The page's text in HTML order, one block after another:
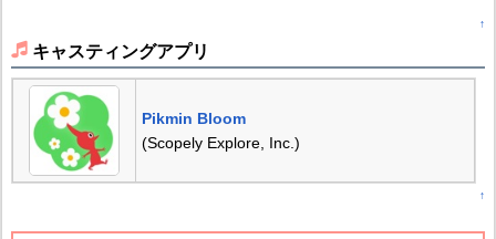
↑
キャスティングアプリ
Pikmin Bloom
(Scopely Explore, Inc.)
↑